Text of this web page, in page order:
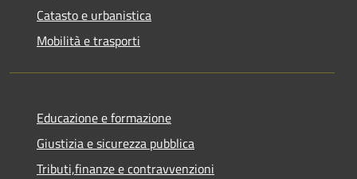
Catasto e urbanistica
Mobilità e trasporti
Educazione e formazione
Giustizia e sicurezza pubblica
Tributi,finanze e contravvenzioni